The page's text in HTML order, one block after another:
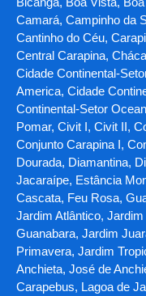
Camará, Campinho da
Cantinho do Céu,
Central Carapina,
Cidade Continental-
America, Cidade
Continental-Setor
Pomar, Civit I, Civit II,
Conjunto Carapina I,
Dourada, Diamantina,
Jacaraípe, Estância
Cascata, Feu Rosa,
Jardim Atlântico,
Guanabara, Jardim
Primavera, Jardim
Anchieta, José de
Carapebus, Lagoa de